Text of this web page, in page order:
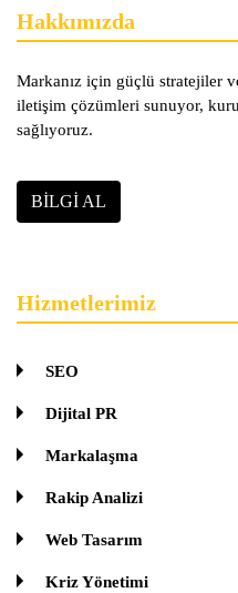
Hakkımızda
Markanız için güçlü stratejiler
iletişim çözümleri sunuyor,
sağlıyoruz.
BILGI AL
Hizmetlerimiz
SEO
Dijital PR
Markalaşma
Rakip Analizi
Web Tasarım
Kriz Yönetimi